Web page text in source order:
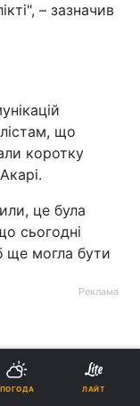
– зазначив
що
коротку
це була
сьогодні
ще могла бути
Реклама
ПОГОДА ЛАЙТ